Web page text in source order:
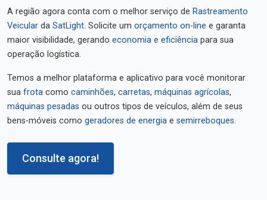
A região agora conta com o melhor serviço de Rastreamento
Veicular da SatLight. Solicite um orçamento on-line e garanta
maior visibilidade, gerando economia e eficiência para sua
operação logística.
Temos a melhor plataforma e aplicativo para você monitorar
sua frota como caminhões, carretas, máquinas agrícolas,
máquinas pesadas ou outros tipos de veículos, além de seus
bens-móveis como geradores de energia e semirreboques.
Consulte agora!